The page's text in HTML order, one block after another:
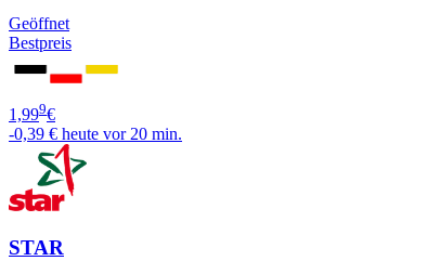
Geöffnet
Bestpreis
1,999€
-0,39 € heute vor 20 min.
STAR